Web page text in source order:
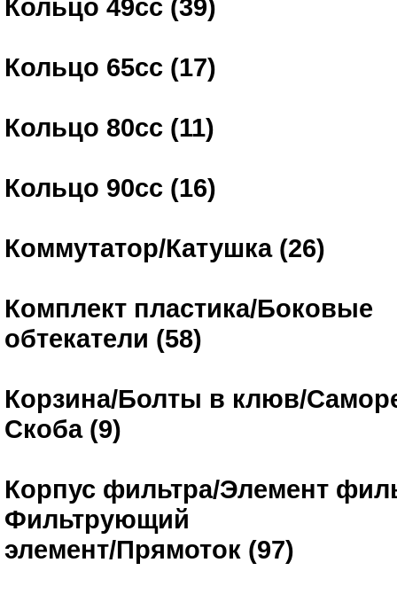
Кольцо 49сс (39)
Кольцо 65сс (17)
Кольцо 80сс (11)
Кольцо 90сс (16)
Коммутатор/Катушка (26)
Комплект пластика/Боковые
обтекатели (58)
Корзина/Болты в клюв/
Скоба (9)
Корпус фильтра/Элемент
Фильтрующий
элемент/Прямоток (97)